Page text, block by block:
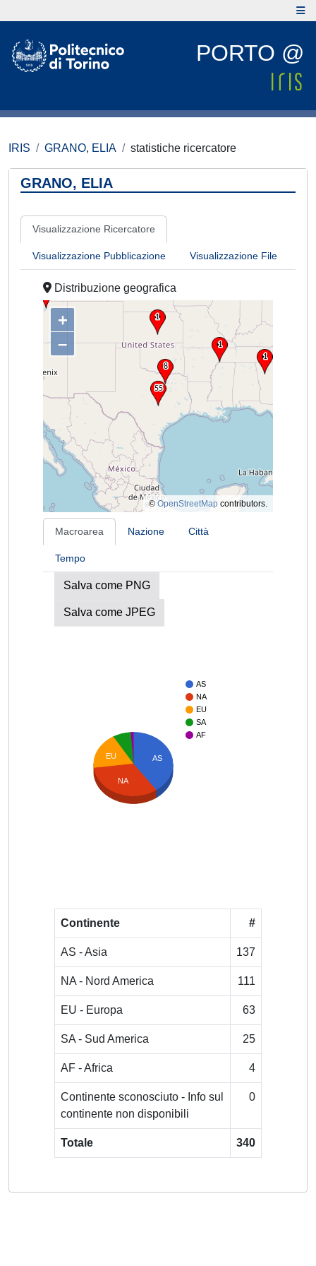
PORTO @
IRIS GRANO, ELIA statistiche ricercatore
GRANO, ELIA
Visualizzazione Ricercatore
Visualizzazione Pubblicazione Visualizzazione File
Distribuzione geografica
+
–
© OpenStreetMap contributors.
Macroarea Nazione Città
Tempo
Salva come PNG
Salva come JPEG
AS
NA
EU
SA
AF
AS
EU
NA
Continente #
AS - Asia 137
NA - Nord America 111
EU - Europa 63
SA - Sud America 25
AF - Africa 4
Continente sconosciuto - Info sul
continente non disponibili
0
Totale 340